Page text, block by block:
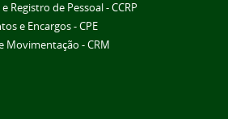
Registro de Pessoal - CCRP
e Encargos - CPE
Movimentação - CRM